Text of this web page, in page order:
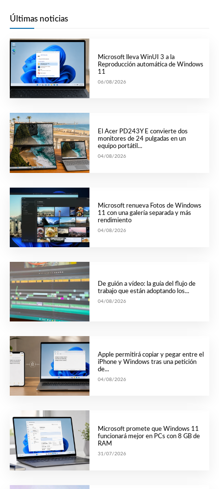
Últimas noticias
Microsoft lleva WinUI 3 a la
Reproducción automática de Windows
11
06/08/2026
El Acer PD243Y E convierte dos
monitores de 24 pulgadas en un
equipo portátil...
04/08/2026
Microsoft renueva Fotos de Windows
11 con una galería separada y más
rendimiento
04/08/2026
De guión a vídeo: la guía del flujo de
trabajo que están adoptando los...
04/08/2026
Apple permitirá copiar y pegar entre el
iPhone y Windows tras una petición
de...
04/08/2026
Microsoft promete que Windows 11
funcionará mejor en PCs con 8 GB de
RAM
31/07/2026